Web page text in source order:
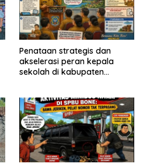
Penataan strategis dan
akselerasi peran kepala
sekolah di kabupaten